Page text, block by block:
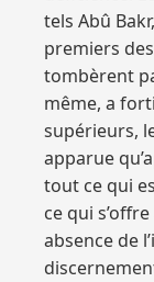
tels Abû
premiers
tombèrent
même, a
supérieurs,
apparue
tout ce qui
ce qui
absence de